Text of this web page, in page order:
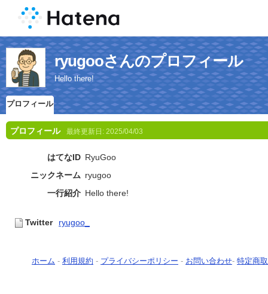
ryugooさんのプロフィール
Hello there!
プロフィール
プロフィール 最終更新日: 2025/04/03
はてなID RyuGoo
ニックネーム ryugoo
一行紹介 Hello there!
Twitter ryugoo_
ホーム - 利用規約 - プライバシーポリシー - お問い合わせ- 特定商